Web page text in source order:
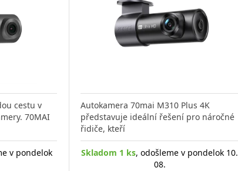
cestu v
70MAI
v pondelok
Autokamera 70mai M310 Plus 4K
představuje ideální řešení pro náročné
řidiče, kteří
Skladom 1 ks, odošleme v pondelok 10.
08.